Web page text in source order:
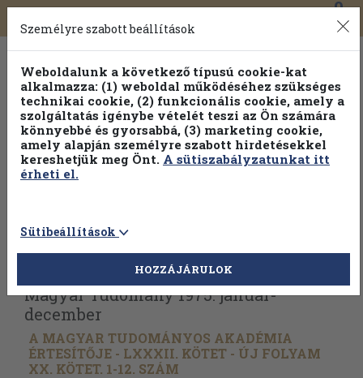
Toggle
navigation
0
Válogasson több mint 1.000.000 kiadványunk közül
100% kedvezménnyel!
Vissza az előző oldalra Válasszon példányt
Magyar Tudomány 1975. január-
december
A MAGYAR TUDOMÁNYOS AKADÉMIA
ÉRTESÍTŐJE - LXXXII. KÖTET - ÚJ FOLYAM
XX. KÖTET. 1-12. SZÁM
Személyre szabott beállítások
Weboldalunk a következő típusú cookie-kat
alkalmazza: (1) weboldal működéséhez szükséges
technikai cookie, (2) funkcionális cookie, amely a
szolgáltatás igénybe vételét teszi az Ön számára
könnyebbé és gyorsabbá, (3) marketing cookie,
amely alapján személyre szabott hirdetésekkel
kereshetjük meg Önt. A sütiszabályzatunkat itt
érheti el.
Sütibeállítások
HOZZÁJÁRULOK